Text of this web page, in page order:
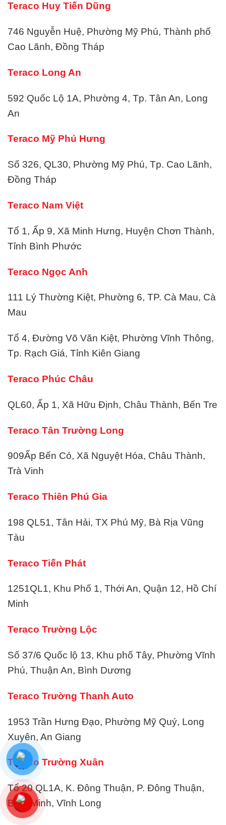
Teraco Huy Tiến Dũng
746 Nguyễn Huệ, Phường Mỹ Phú, Thành phố
Cao Lãnh, Đồng Tháp
Teraco Long An
592 Quốc Lộ 1A, Phường 4, Tp. Tân An, Long
An
Teraco Mỹ Phú Hưng
Số 326, QL30, Phường Mỹ Phú, Tp. Cao Lãnh,
Đồng Tháp
Teraco Nam Việt
Tổ 1, Ấp 9, Xã Minh Hưng, Huyện Chơn Thành,
Tỉnh Bình Phước
Teraco Ngọc Anh
111 Lý Thường Kiệt, Phường 6, TP. Cà Mau, Cà
Mau
Tổ 4, Đường Võ Văn Kiệt, Phường Vĩnh Thông,
Tp. Rạch Giá, Tỉnh Kiên Giang
Teraco Phúc Châu
QL60, Ấp 1, Xã Hữu Định, Châu Thành, Bến Tre
Teraco Tân Trường Long
909Ấp Bến Có, Xã Nguyệt Hóa, Châu Thành,
Trà Vinh
Teraco Thiên Phú Gia
198 QL51, Tân Hải, TX Phú Mỹ, Bà Rịa Vũng
Tàu
Teraco Tiến Phát
1251QL1, Khu Phố 1, Thới An, Quận 12, Hồ Chí
Minh
Teraco Trường Lộc
Số 37/6 Quốc lộ 13, Khu phố Tây, Phường Vĩnh
Phú, Thuận An, Bình Dương
Teraco Trường Thanh Auto
1953 Trần Hưng Đạo, Phường Mỹ Quý, Long
Xuyên, An Giang
Teraco Trường Xuân
Tổ 20 QL1A, K. Đông Thuận, P. Đông Thuận,
Bình Minh, Vĩnh Long